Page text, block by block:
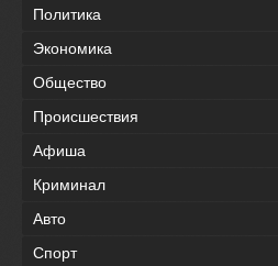
Политика
Экономика
Общество
Происшествия
Афиша
Криминал
Авто
Спорт